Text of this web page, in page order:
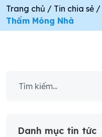
Trang chủ / Tin chia sẻ /
Thấm Móng Nhà
Danh mục tin tức